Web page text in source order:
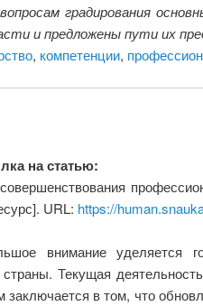
градирования
и предложены пути их
, компетенции,
на статью:
URL: https://
внимание уделяется
страны. Текущая
в том, что